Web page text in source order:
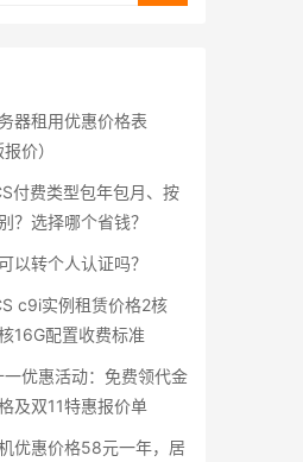
器租用优惠价格表
价）
付费类型包年包月、按
？选择哪个省钱？
以转个人认证吗？
c9i实例租赁价格2核
16G配置收费标准
优惠活动：免费领代金
及双11特惠报价单
优惠价格58元一年，居